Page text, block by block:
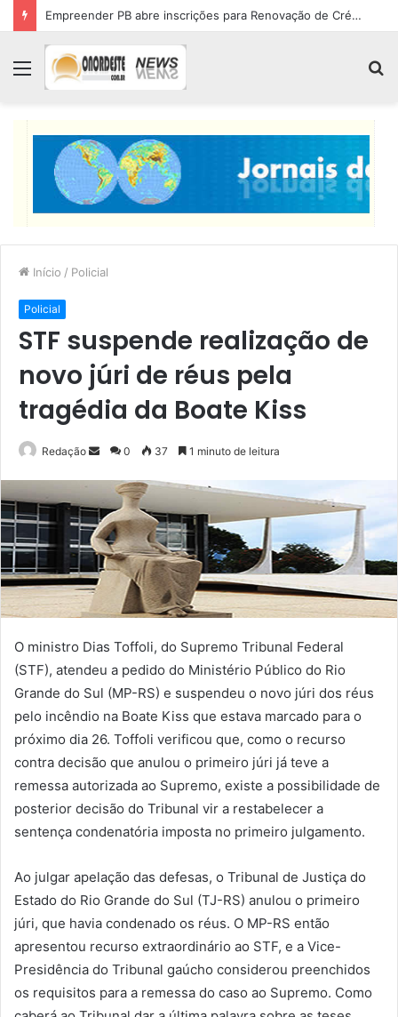
Empreender PB abre inscrições para Renovação de Crédito
Menu
Início / Policial
Policial
STF suspende realização de
novo júri de réus pela
tragédia da Boate Kiss
Redação
Mande
mail
0 37 1 minuto de leitura
O ministro Dias Toffoli, do Supremo Tribunal Federal
(STF), atendeu a pedido do Ministério Público do Rio
Grande do Sul (MP-RS) e suspendeu o novo júri dos réus
pelo incêndio na Boate Kiss que estava marcado para o
próximo dia 26. Toffoli verificou que, como o recurso
contra decisão que anulou o primeiro júri já teve a
remessa autorizada ao Supremo, existe a possibilidade de
posterior decisão do Tribunal vir a restabelecer a
sentença condenatória imposta no primeiro julgamento.
Ao julgar apelação das defesas, o Tribunal de Justiça do
Estado do Rio Grande do Sul (TJ-RS) anulou o primeiro
júri, que havia condenado os réus. O MP-RS então
apresentou recurso extraordinário ao STF, e a Vice-
Presidência do Tribunal gaúcho considerou preenchidos
os requisitos para a remessa do caso ao Supremo. Como